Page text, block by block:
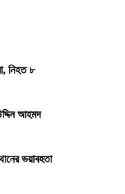
নিহত ৮
আহমদ
ভয়াবহতা